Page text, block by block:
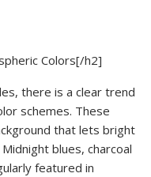
Colors[/h2]
there is a clear trend
schemes. These
that lets bright
blues, charcoal
featured in